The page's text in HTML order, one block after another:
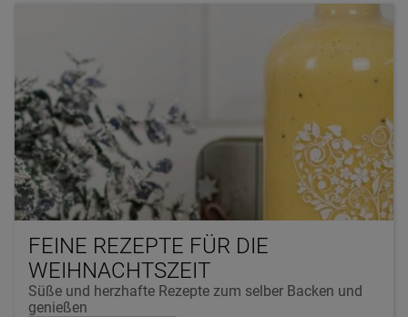
FEINE REZEPTE FÜR DIE
WEIHNACHTSZEIT
Süße und herzhafte Rezepte zum selber Backen und
genießen